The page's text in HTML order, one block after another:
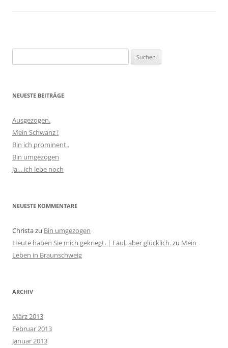
nach:
NEUESTE BEITRÄGE
Ausgezogen.
Mein Schwanz !
Bin ich prominent..
Bin umgezogen
Ja… ich lebe noch
NEUESTE KOMMENTARE
Christazu Bin umgezogen
Heute haben Sie mich gekriegt. | Faul, aber glücklich.zu Mein
Leben in Braunschweig
ARCHIV
März 2013
Februar 2013
Januar 2013